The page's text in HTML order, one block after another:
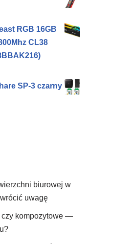
RGB 16GB
CL38
SP-3 czarny
biurowej w
uwagę
czy kompozytowe —